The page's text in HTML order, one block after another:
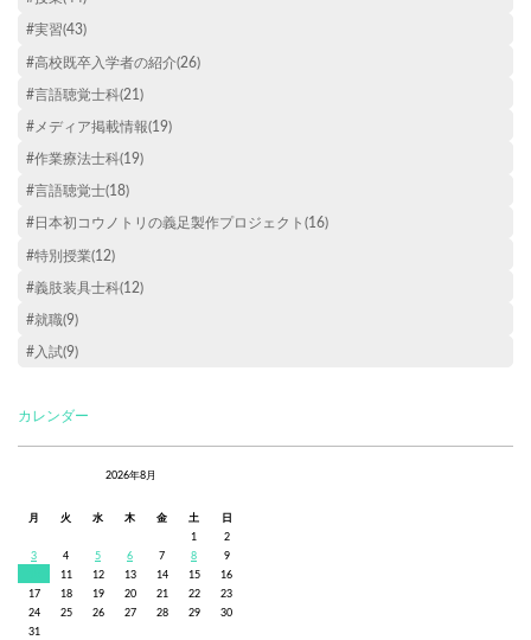
#実習(43)
#高校既卒入学者の紹介(26)
#言語聴覚士科(21)
#メディア掲載情報(19)
#作業療法士科(19)
#言語聴覚士(18)
#日本初コウノトリの義足製作プロジェクト(16)
#特別授業(12)
#義肢装具士科(12)
#就職(9)
#入試(9)
カレンダー
2026年8月
月 火 水 木 金 土
日
1
2
3
4 5 6 7 8
9
11 12 13 14 15
16
17
18 19 20 21 22
23
24
25 26 27 28 29
30
31